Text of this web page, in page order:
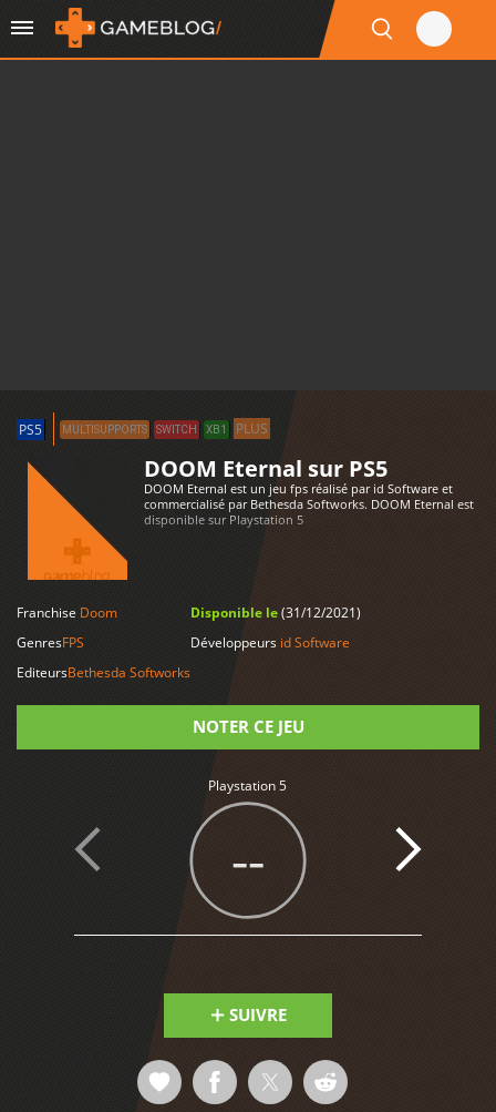
PS5 MULTISUPPORTS SWITCH XB1 PLUS
DOOM Eternal sur PS5
DOOM Eternal est un jeu fps réalisé par id Software et
commercialisé par Bethesda Softworks. DOOM Eternal est
disponible sur Playstation 5
Franchise Doom
GenresFPS
EditeursBethesda Softworks
Disponible le(31/12/2021)
Développeurs id Software
NOTER CE JEU
Playstation 5
--
SUIVRE